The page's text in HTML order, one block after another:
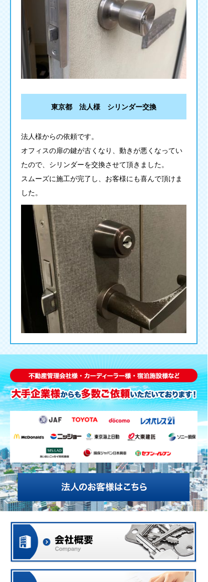
東京都 法人様 シリンダー交換
法人様からの依頼です。
オフィスの扉の鍵が古くなり、動きが悪くなってい
たので、シリンダーを交換させて頂きました。
スムーズに施工が完了し、お客様にも喜んで頂けま
した。